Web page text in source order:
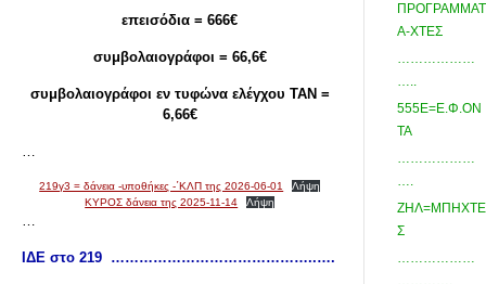
επεισόδια = 666€
συμβολαιογράφοι = 66,6€
συμβολαιογράφοι εν τυφώνα ελέγχου ΤΑΝ =
6,66€
…
219γ3 = δάνεια -υποθήκες -΄ΚΛΠ της 2026-06-01
Λήψη
ΚΥΡΟΣ δάνεια της 2025-11-14
Λήψη
…
ΙΔΕ στο 219 ……………………………………..….
ΠΡΟΓΡΑΜΜΑΤ
Α-ΧΤΕΣ
………………
…..
555Ε=Ε.Φ.ΟΝ
ΤΑ
………………
….
ΖΗΛ=ΜΠΗΧΤΕ
Σ
………………
………….